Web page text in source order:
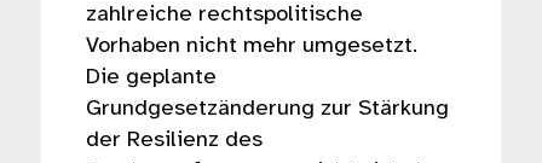
zahlreiche rechtspolitische
Vorhaben nicht mehr umgesetzt.
Die geplante
Grundgesetzänderung zur Stärkung
der Resilienz des